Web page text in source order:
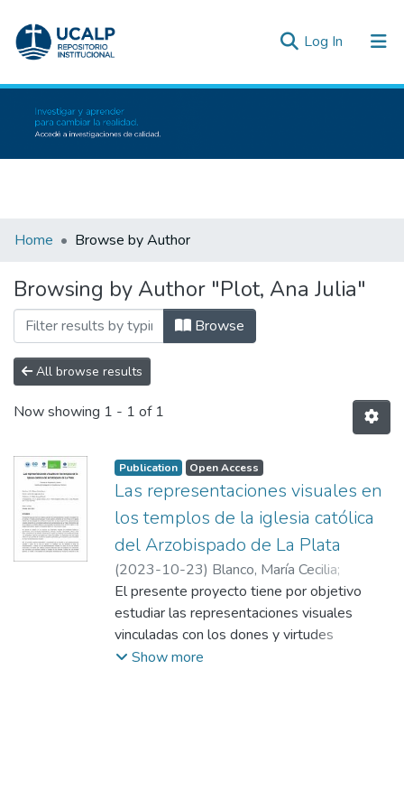
Log In (current)
Inicio
Home Browse by Author
Browsing by Author "Plot, Ana Julia"
Browse
All browse results
Now showing 1 - 1 of 1
Publication Open Access
Las representaciones visuales en
los templos de la iglesia católica
del Arzobispado de La Plata
(2023-10-23) Blanco, María Cecilia;
Quiroga Branda, Pablo;Desuk, Ignacio;
Serra, María Eugenia;Rizzardi, Licia;Plot,
Ana Julia
El presente proyecto tiene por objetivo
estudiar las representaciones visuales
vinculadas con los dones y virtudes
proclamados por el culto católico, presentes
Show more